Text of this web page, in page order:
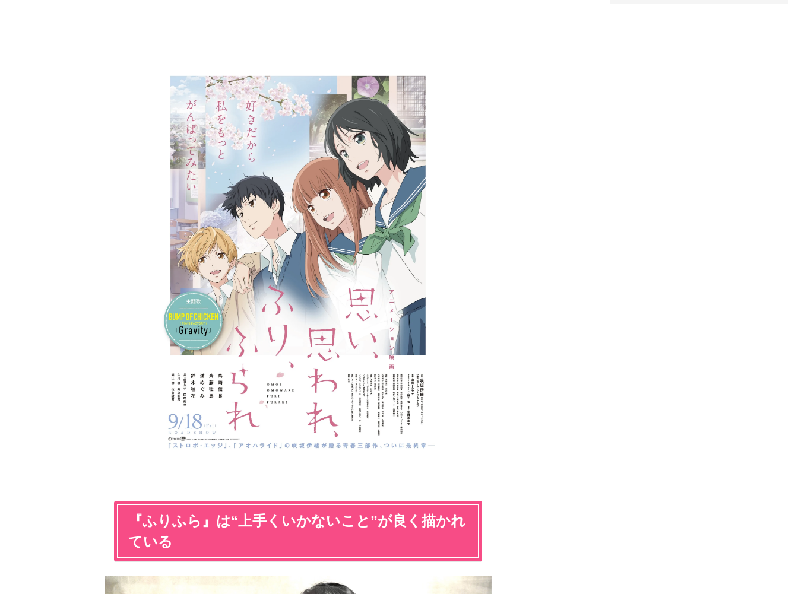
『ふりふら』は“上手くいかないこと”が良く描かれ
ている